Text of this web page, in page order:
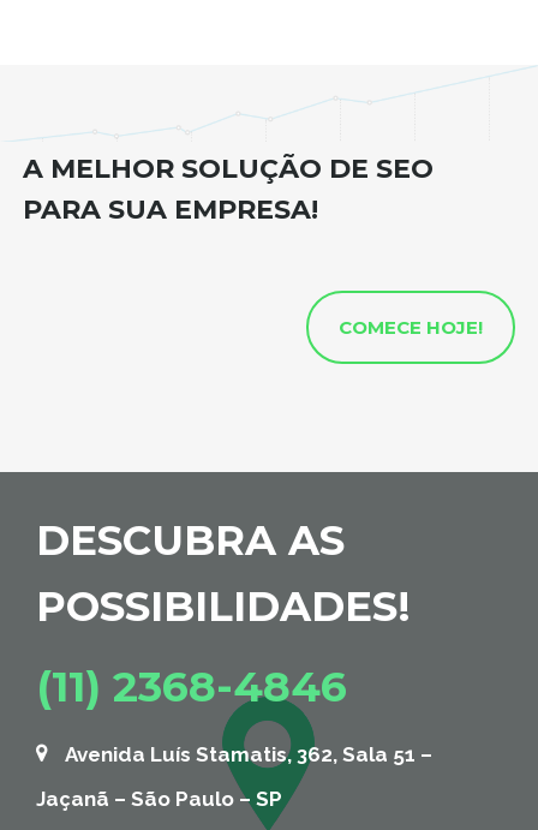
A MELHOR SOLUÇÃO DE SEO
PARA SUA EMPRESA!
COMECE HOJE!
DESCUBRA AS
POSSIBILIDADES!
(11) 2368-4846
Avenida Luís Stamatis, 362, Sala 51 –
Jaçanã – São Paulo – SP